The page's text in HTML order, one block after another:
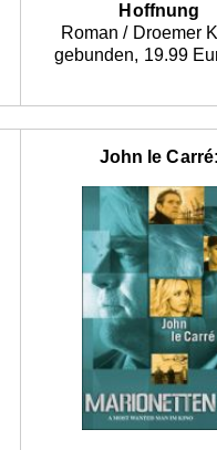
Hoffnung
Roman / Droemer
gebunden, 19.99
John le